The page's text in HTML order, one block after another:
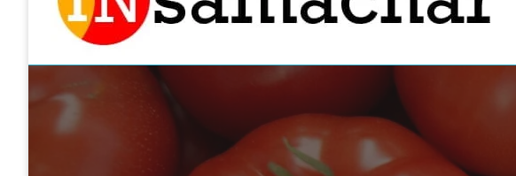
insamachar
आज की ताजा खबर